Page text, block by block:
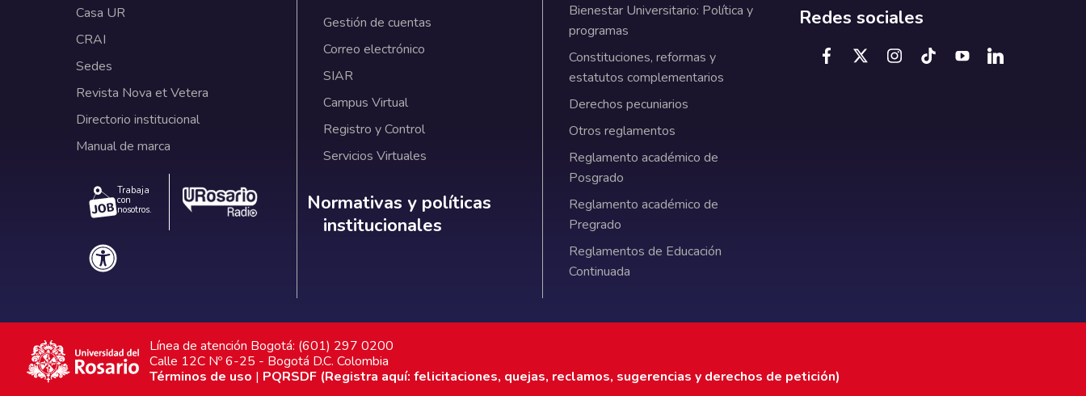
Casa UR
CRAI
Sedes
Revista Nova et Vetera
Directorio institucional
Manual de marca
Trabaja
con
nosotros.
Gestión de cuentas
Correo electrónico
SIAR
Campus Virtual
Registro y Control
Servicios Virtuales
Normativas y políticas institucionales
Normativas y políticas
institucionales
Bienestar Universitario: Política y
programas
Constituciones, reformas y
estatutos complementarios
Derechos pecuniarios
Otros reglamentos
Reglamento académico de
Posgrado
Reglamento académico de
Pregrado
Reglamentos de Educación
Continuada
Redes sociales
Línea de atención Bogotá: (601) 297 0200
Calle 12C Nº 6-25 - Bogotá D.C. Colombia
Términos de uso | PQRSDF (Registra aquí: felicitaciones, quejas, reclamos, sugerencias y derechos de petición)